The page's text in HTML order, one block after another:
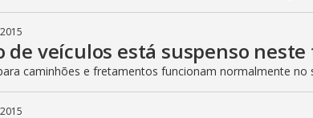
de veículos está suspenso
caminhões e fretamentos funcionam normalmente no